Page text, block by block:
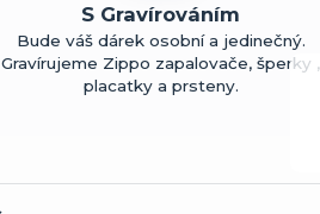
S Gravírováním
Bude váš dárek osobní a jedinečný.
Gravírujeme Zippo zapalovače, šperky ,
placatky a prsteny.